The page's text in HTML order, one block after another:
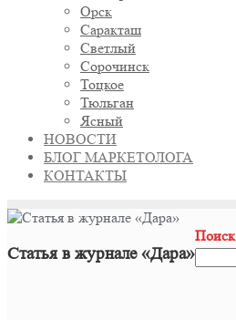
Орск
Саракташ
Светлый
Сорочинск
Тоцкое
Тюльган
Ясный
НОВОСТИ
БЛОГ МАРКЕТОЛОГА
КОНТАКТЫ
Статья в журнале «Дара»
Поиск